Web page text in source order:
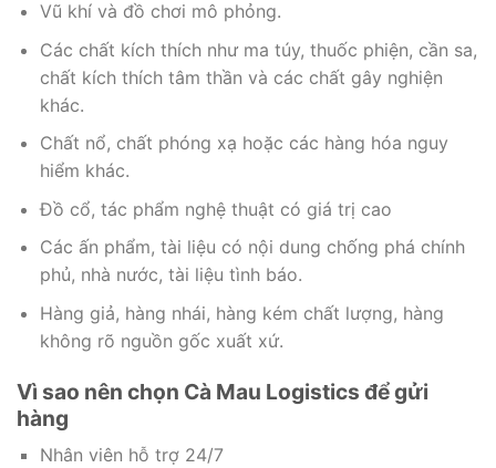
Vũ khí và đồ chơi mô phỏng.
Các chất kích thích như ma túy, thuốc phiện, cần sa,
chất kích thích tâm thần và các chất gây nghiện
khác.
Chất nổ, chất phóng xạ hoặc các hàng hóa nguy
hiểm khác.
Đồ cổ, tác phẩm nghệ thuật có giá trị cao
Các ấn phẩm, tài liệu có nội dung chống phá chính
phủ, nhà nước, tài liệu tình báo.
Hàng giả, hàng nhái, hàng kém chất lượng, hàng
không rõ nguồn gốc xuất xứ.
Vì sao nên chọn Cà Mau Logistics để gửi
hàng
Nhân viên hỗ trợ 24/7